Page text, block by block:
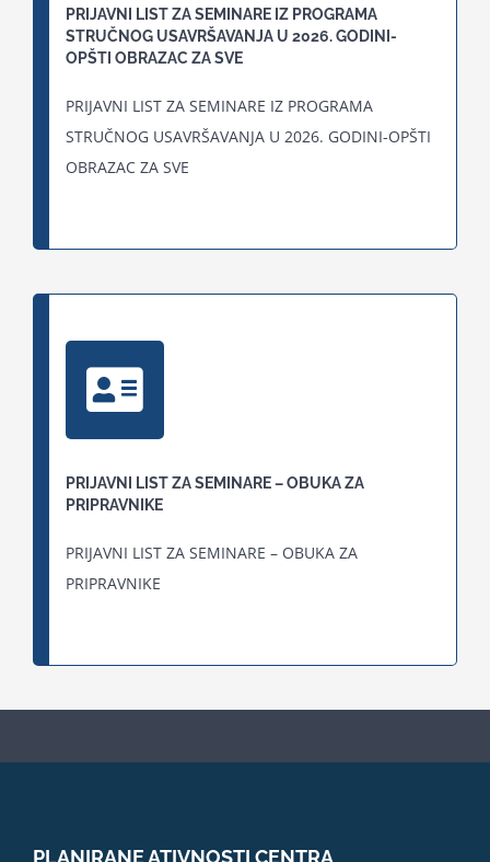
PRIJAVNI LIST ZA SEMINARE IZ PROGRAMA
STRUČNOG USAVRŠAVANJA U 2026. GODINI-
OPŠTI OBRAZAC ZA SVE
PRIJAVNI LIST ZA SEMINARE IZ PROGRAMA
STRUČNOG USAVRŠAVANJA U 2026. GODINI-OPŠTI
OBRAZAC ZA SVE
PRIJAVNI LIST ZA SEMINARE – OBUKA ZA
PRIPRAVNIKE
PRIJAVNI LIST ZA SEMINARE – OBUKA ZA
PRIPRAVNIKE
PLANIRANE ATIVNOSTI CENTRA